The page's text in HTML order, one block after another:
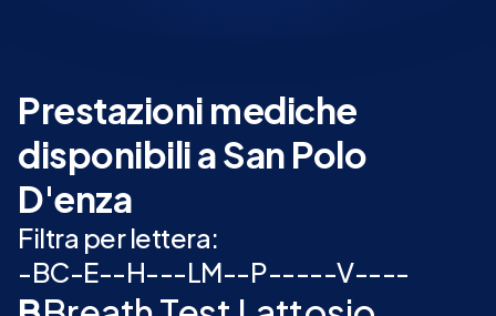
Prestazioni mediche
disponibili a San Polo
D'enza
Filtra per lettera:
-BC-E--H---LM--P-----V----